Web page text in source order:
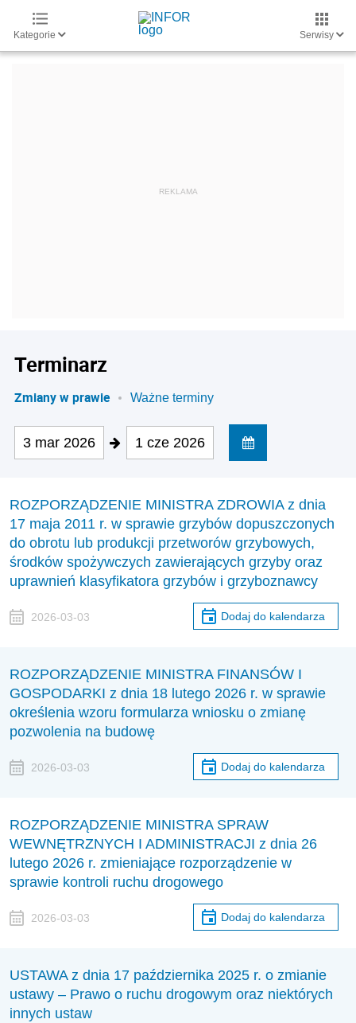
Kategorie Serwisy
Terminarz
Zmiany w prawie Ważne terminy
3 mar 2026 1 cze 2026
ROZPORZĄDZENIE MINISTRA ZDROWIA z dnia
17 maja 2011 r. w sprawie grzybów dopuszczonych
do obrotu lub produkcji przetworów grzybowych,
środków spożywczych zawierających grzyby oraz
uprawnień klasyfikatora grzybów i grzyboznawcy
2026-03-03 Dodaj do kalendarza
ROZPORZĄDZENIE MINISTRA FINANSÓW I
GOSPODARKI z dnia 18 lutego 2026 r. w sprawie
określenia wzoru formularza wniosku o zmianę
pozwolenia na budowę
2026-03-03 Dodaj do kalendarza
ROZPORZĄDZENIE MINISTRA SPRAW
WEWNĘTRZNYCH I ADMINISTRACJI z dnia 26
lutego 2026 r. zmieniające rozporządzenie w
sprawie kontroli ruchu drogowego
2026-03-03 Dodaj do kalendarza
USTAWA z dnia 17 października 2025 r. o zmianie
ustawy – Prawo o ruchu drogowym oraz niektórych
innych ustaw